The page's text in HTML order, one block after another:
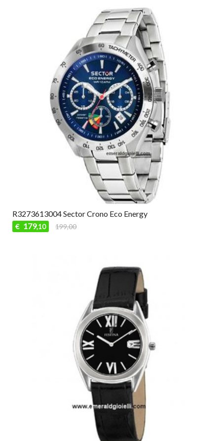
R3273613004 Sector Crono Eco Energy
€ 179,10 199,00